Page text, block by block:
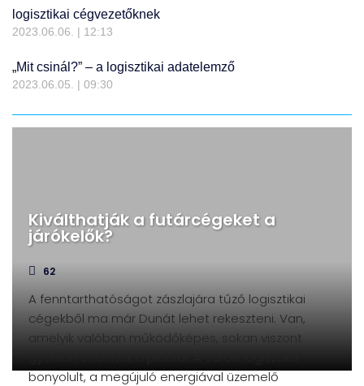
logisztikai cégvezetőknek
2023.06.06. 12:13
„Mit csinál?” – a logisztikai adatelemző
2023.06.05. 09:30
Kiválthatják a futárcégeket a
járókelők?
62
A fenntarthatóságot zászlajára tűző logisztikai
cégekből ma már Dunát lehet rekeszteni. Van,
amelyik valóban működőképes, sokan viszont
bonyolult, a megújuló energiával üzemelő